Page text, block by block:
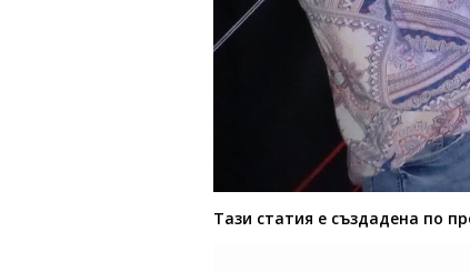
Тази статия е създадена по